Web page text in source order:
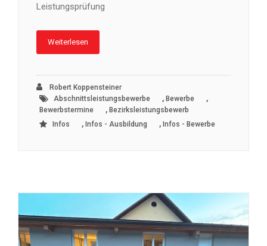
Leistungsprüfung
Weiterlesen
Robert Koppensteiner
Abschnittsleistungsbewerbe
, Bewerbe ,
Bewerbstermine , Bezirksleistungsbewerb
Infos
, Infos - Ausbildung , Infos - Bewerbe